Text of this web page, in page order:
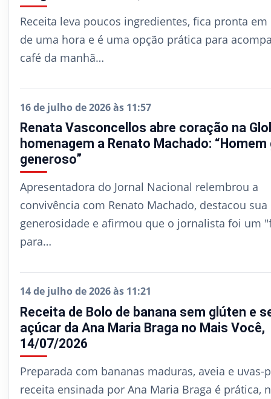
Receita leva poucos ingredientes, fica pronta em
de uma hora e é uma opção prática para
café da manhã…
16 de julho de 2026 às 11:57
Renata Vasconcellos abre coração na
homenagem a Renato Machado: “Homem
generoso”
Apresentadora do Jornal Nacional relembrou a
convivência com Renato Machado, destacou sua
generosidade e afirmou que o jornalista foi um
para…
14 de julho de 2026 às 11:21
Receita de Bolo de banana sem glúten e
açúcar da Ana Maria Braga no Mais Você,
14/07/2026
Preparada com bananas maduras, aveia e uvas-
receita ensinada por Ana Maria Braga é prática,